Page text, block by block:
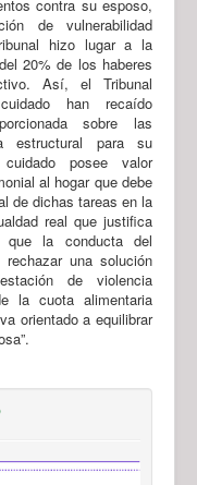
contra su esposo,
de vulnerabilidad
hizo lugar a la
20% de los haberes
Así, el Tribunal
han recaído
sobre las
estructural para su
posee valor
al hogar que debe
de dichas tareas en la
real que justifica
la conducta del
una solución
de violencia
la cuota alimentaria
orientado a equilibrar